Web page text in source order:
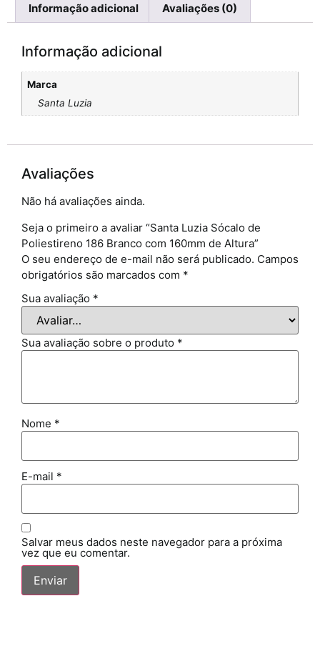
Informação adicional Avaliações (0)
Informação adicional
Marca
Santa Luzia
Avaliações
Não há avaliações ainda.
Seja o primeiro a avaliar “Santa Luzia Sócalo de
Poliestireno 186 Branco com 160mm de Altura”
O seu endereço de e-mail não será publicado. Campos
obrigatórios são marcados com *
Sua avaliação *
Sua avaliação sobre o produto *
Nome *
E-mail *
Salvar meus dados neste navegador para a próxima
vez que eu comentar.